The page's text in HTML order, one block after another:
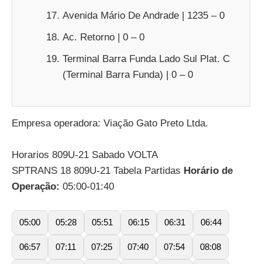
Avenida Mário De Andrade | 1235 – 0
Ac. Retorno | 0 – 0
Terminal Barra Funda Lado Sul Plat. C
(Terminal Barra Funda) | 0 – 0
Empresa operadora: Viação Gato Preto Ltda.
Horarios 809U-21 Sabado VOLTA
SPTRANS 18 809U-21 Tabela Partidas Horário de
Operação: 05:00-01:40
05:00 05:28 05:51 06:15 06:31 06:44
06:57 07:11 07:25 07:40 07:54 08:08